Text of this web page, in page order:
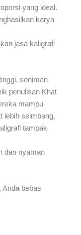
yang ideal.
karya
jasa kaligrafi
seniman
penulisan Khat
mampu
lebih seimbang,
tampak
dan nyaman
Anda bebas